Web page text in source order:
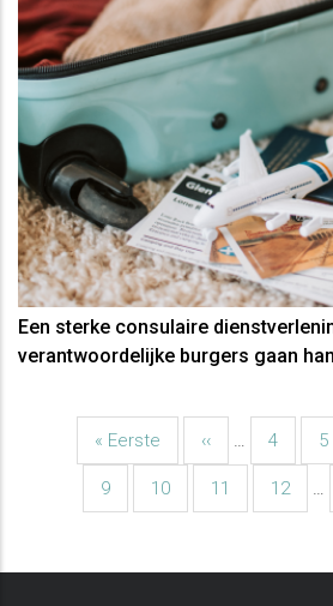
Een sterke consulaire
verantwoordelijke burgers gaan
PaginatieEerste
« Eerste
Vorige
‹‹ … Pagina
4 5
Pagina
9 Pagina
10 Pagina
11 Pagina
12 …